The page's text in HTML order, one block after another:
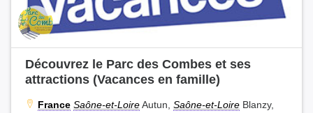
Découvrez le Parc des Combes et ses
attractions (Vacances en famille)
France Saône-et-LoireAutun, Saône-et-Loire Blanzy,